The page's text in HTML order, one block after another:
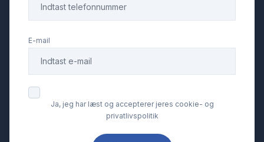
E-mail
Ja, jeg har læst og accepterer jeres cookie- og
privatlivspolitik